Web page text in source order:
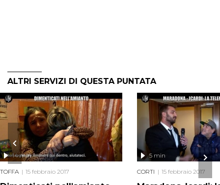
ALTRI SERVIZI DI QUESTA PUNTATA
14 min
TOFFA 15 febbraio 2017
5 min
CORTI 15 febbraio 2017